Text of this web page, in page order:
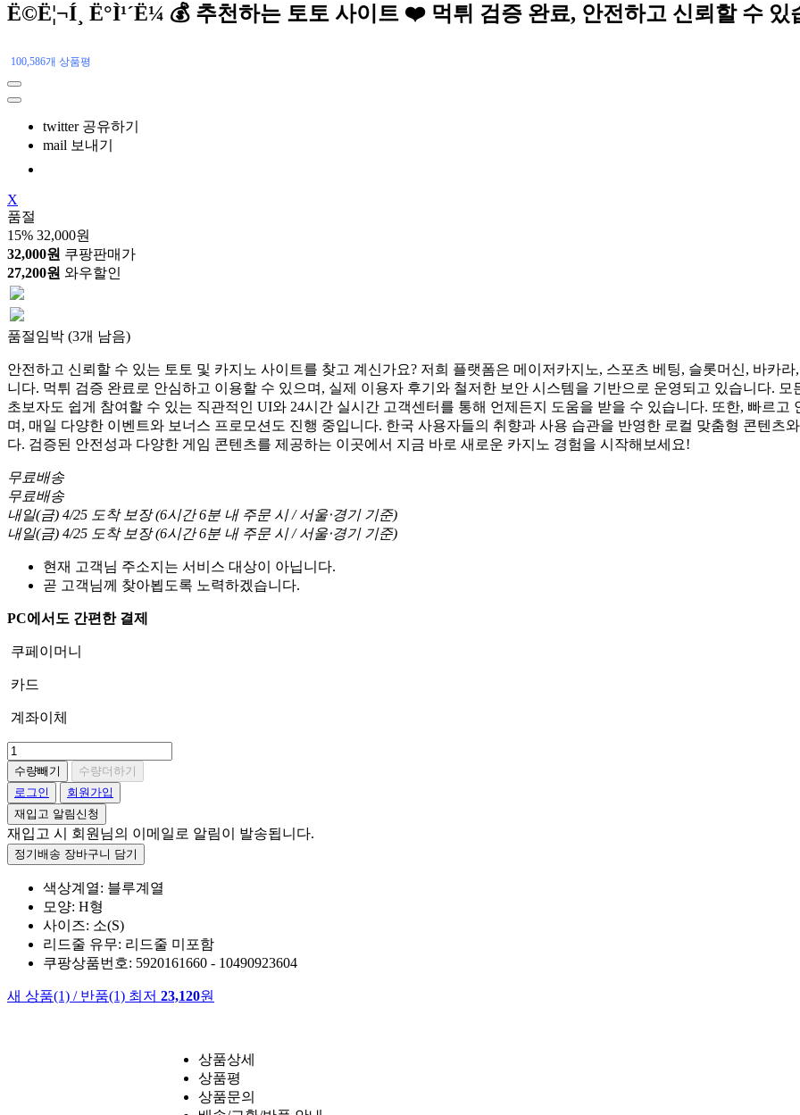
Ë©Ë¦¬Í¸ Ë°Ì¹´Ë¼ 💰 추천하는 토토 사이트 ❤️ 먹튀 검증 완료, 안전하고 신뢰할 수 있
100,586개 상품평
twitter 공유하기
mail 보내기
X
품절
15% 32,000원
32,000원 쿠팡판매가
27,200원 와우할인
품절임박 (3개 남음)
안전하고 신뢰할 수 있는 토토 및 카지노 사이트를 찾고 계신가요? 저희 플랫폼은 메이저카지노, 스포츠 베팅, 슬롯머신, 바카
니다. 먹튀 검증 완료로 안심하고 이용할 수 있으며, 실제 이용자 후기와 철저한 보안 시스템을 기반으로 운영되고 있습니다.
초보자도 쉽게 참여할 수 있는 직관적인 UI와 24시간 실시간 고객센터를 통해 언제든지 도움을 받을 수 있습니다. 또한, 빠르
며, 매일 다양한 이벤트와 보너스 프로모션도 진행 중입니다. 한국 사용자들의 취향과 사용 습관을 반영한 로컬 맞춤형 콘텐츠
다. 검증된 안전성과 다양한 게임 콘텐츠를 제공하는 이곳에서 지금 바로 새로운 카지노 경험을 시작해보세요!
무료배송
무료배송
내일(금) 4/25 도착 보장(6시간 6분 내 주문 시/ 서울⋅경기 기준)
내일(금) 4/25 도착 보장(6시간 6분 내 주문 시/ 서울⋅경기 기준)
현재 고객님 주소지는 서비스 대상이 아닙니다.
곧 고객님께 찾아뵙도록 노력하겠습니다.
PC에서도 간편한 결제
쿠페이머니
카드
계좌이체
수량빼기
수량더하기
로그인
회원가입
재입고 알림신청
재입고 시 회원님의 이메일로 알림이 발송됩니다.
정기배송 장바구니 담기
색상계열: 블루계열
모양: H형
사이즈: 소(S)
리드줄 유무: 리드줄 미포함
쿠팡상품번호: 5920161660 - 10490923604
새 상품(1) / 반품(1) 최저 23,120원
상품상세
상품평
상품문의